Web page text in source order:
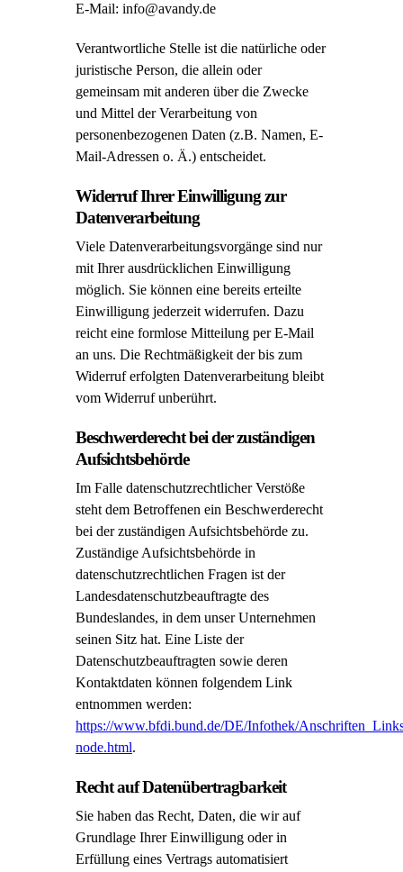
E-Mail: info@avandy.de
Verantwortliche Stelle ist die natürliche oder
juristische Person, die allein oder
gemeinsam mit anderen über die Zwecke
und Mittel der Verarbeitung von
personenbezogenen Daten (z.B. Namen, E-
Mail-Adressen o. Ä.) entscheidet.
Widerruf Ihrer Einwilligung zur
Datenverarbeitung
Viele Datenverarbeitungsvorgänge sind nur
mit Ihrer ausdrücklichen Einwilligung
möglich. Sie können eine bereits erteilte
Einwilligung jederzeit widerrufen. Dazu
reicht eine formlose Mitteilung per E-Mail
an uns. Die Rechtmäßigkeit der bis zum
Widerruf erfolgten Datenverarbeitung bleibt
vom Widerruf unberührt.
Beschwerderecht bei der zuständigen
Aufsichtsbehörde
Im Falle datenschutzrechtlicher Verstöße
steht dem Betroffenen ein Beschwerderecht
bei der zuständigen Aufsichtsbehörde zu.
Zuständige Aufsichtsbehörde in
datenschutzrechtlichen Fragen ist der
Landesdatenschutzbeauftragte des
Bundeslandes, in dem unser Unternehmen
seinen Sitz hat. Eine Liste der
Datenschutzbeauftragten sowie deren
Kontaktdaten können folgendem Link
entnommen werden:
https://www.bfdi.bund.de/DE/Infothek/
node.html.
Recht auf Datenübertragbarkeit
Sie haben das Recht, Daten, die wir auf
Grundlage Ihrer Einwilligung oder in
Erfüllung eines Vertrags automatisiert